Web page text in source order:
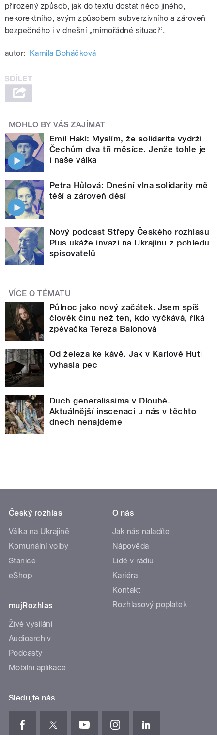
přirozený způsob, jak do textu dostat něco jiného,
nekorektního, svým způsobem subverzivního a zároveň
bezpečného i v dnešní „mimořádné situaci“.
autor: Kamila Boháčková
MOHLO BY VÁS ZAJÍMAT
Emil Hakl: Myslím, že solidarita vydrží
Čechům dva tři měsíce. Jenže tohle je
i naše válka
Petra Hůlová: Dnešní vlna solidarity mě
těší a zároveň děsí
Nový podcast Střepy Českého rozhlasu
Plus ukáže invazi na Ukrajinu z pohledu
spisovatelů
VÍCE O TÉMATU
Půlnoc jako nový začátek. Jsem spíš
člověk činu než ten, kdo vyčkává, říká
zpěvačka Tereza Balonová
Od železa ke kávě. Jak v Karlově Huti
vyhasla pec
Duch generalissima v Dlouhé.
Aktuálnější inscenaci u nás v těchto
dnech nenajdeme
Český rozhlas
Válka na Ukrajině
Komunální volby
Stanice
eShop
mujRozhlas
Živé vysílání
Audioarchiv
Podcasty
Mobilní aplikace
O nás
Jak nás naladíte
Nápověda
Lidé v rádiu
Kariéra
Kontakt
Rozhlasový poplatek
Sledujte nás